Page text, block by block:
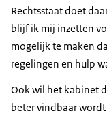
Rechtsstaat doet
blijf ik mij inzetten
mogelijk te maken
regelingen en hulp
Ook wil het kabinet
beter vindbaar